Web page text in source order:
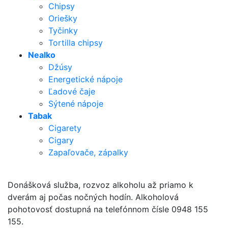
Chipsy
Oriešky
Tyčinky
Tortilla chipsy
Nealko
Džúsy
Energetické nápoje
Ľadové čaje
Sýtené nápoje
Tabak
Cigarety
Cigary
Zapaľovače, zápalky
Donášková služba, rozvoz alkoholu až priamo k
dverám aj počas nočných hodín. Alkoholová
pohotovosť dostupná na telefónnom čísle 0948 155
155.